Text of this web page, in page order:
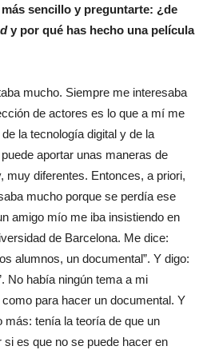
sencillo y preguntarte: ¿de
y por qué has hecho una película
mucho. Siempre me interesaba
de actores es lo que a mí me
la tecnología digital y de la
aportar unas maneras de
muy diferentes. Entonces, a priori,
mucho porque se perdía ese
amigo mío me iba insistiendo en
de Barcelona. Me dice:
alumnos, un documental”. Y digo:
No había ningún tema a mi
para hacer un documental. Y
más: tenía la teoría de que un
es que no se puede hacer en